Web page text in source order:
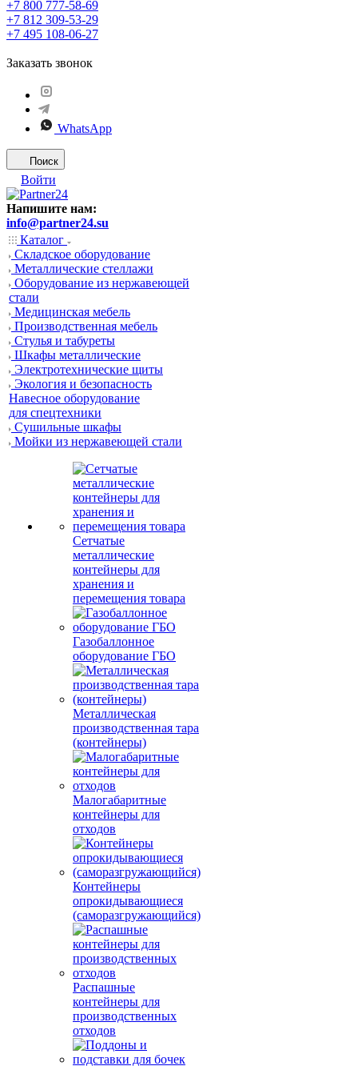
+7 800 777-58-69
+7 812 309-53-29
+7 495 108-06-27
Заказать звонок
WhatsApp
Поиск
Войти
Напишите нам:
info@partner24.su
Каталог
Складское оборудование
Металлические стеллажи
Оборудование из нержавеющей
стали
Медицинская мебель
Производственная мебель
Стулья и табуреты
Шкафы металлические
Электротехнические щиты
Экология и безопасность
Навесное оборудование
для спецтехники
Сушильные шкафы
Мойки из нержавеющей стали
Сетчатые
металлические
контейнеры для
хранения и
перемещения товара
Газобаллонное
оборудование ГБО
Металлическая
производственная тара
(контейнеры)
Малогабаритные
контейнеры для
отходов
Контейнеры
опрокидывающиеся
(саморазгружающийся)
Распашные
контейнеры для
производственных
отходов